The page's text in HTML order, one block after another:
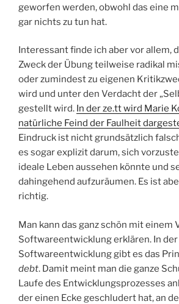
geworfen werden, obwohl das eine
gar nichts zu tun hat.
Interessant finde ich aber vor allem,
Zweck der Übung teilweise radikal
oder zumindest zu eigenen
wird und unter den Verdacht der
gestellt wird. In der ze.tt wird Marie
natürliche Feind der Faulheit
Eindruck ist nicht grundsätzlich
es sogar explizit darum, sich
ideale Leben aussehen könnte und
dahingehend aufzuräumen. Es ist
richtig.
Man kann das ganz schön mit einem
Softwareentwicklung erklären. In der
Softwareentwicklung gibt es das
debt. Damit meint man die ganze
Laufe des Entwicklungsprozesses
der einen Ecke geschludert hat, an